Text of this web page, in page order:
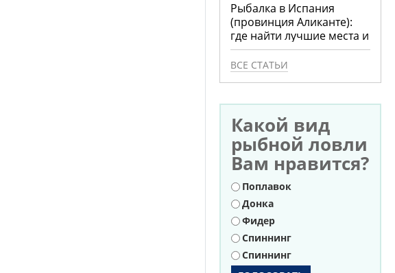
Рыбалка в Испания
(провинция Аликанте):
где найти лучшие места и
что ловить
ВСЕ СТАТЬИ
Какой вид
рыбной ловли
Вам нравится?
Варианты
Поплавок
Донка
Фидер
Спиннинг
Спиннинг